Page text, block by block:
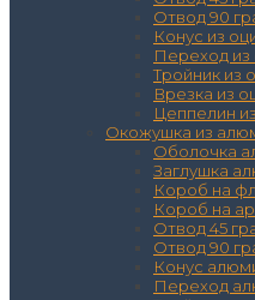
Отвод 90
Конус из
Переход из
Тройник из
Врезка из
Цеппелин
Окожушка из
Оболочка
Заглушка
Короб на
Короб на
Отвод 45
Отвод 90
Конус
Переход